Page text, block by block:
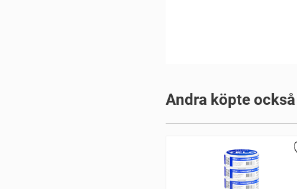
Andra köpte också